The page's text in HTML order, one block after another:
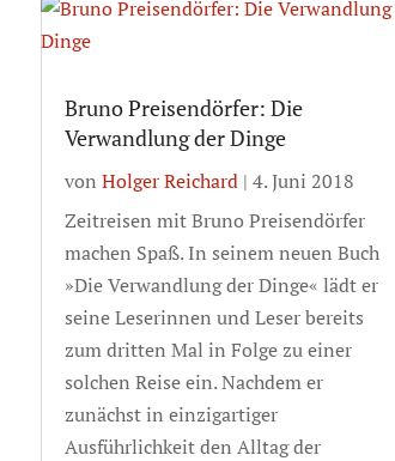
Bruno Preisendörfer: Die
Verwandlung der Dinge
von Holger Reichard| 4. Juni 2018
Zeitreisen mit Bruno Preisendörfer
machen Spaß. In seinem neuen Buch
»Die Verwandlung der Dinge« lädt er
seine Leserinnen und Leser bereits
zum dritten Mal in Folge zu einer
solchen Reise ein. Nachdem er
zunächst in einzigartiger
Ausführlichkeit den Alltag der